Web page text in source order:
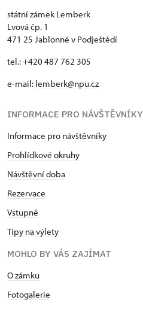
státní zámek Lemberk
Lvová čp. 1
471 25 Jablonné v Podještědí
tel.: +420 487 762 305
e-mail: lemberk@npu.cz
INFORMACE PRO NÁVŠTĚVNÍKY
Informace pro návštěvníky
Prohlídkové okruhy
Návštěvní doba
Rezervace
Vstupné
Tipy na výlety
MOHLO BY VÁS ZAJÍMAT
O zámku
Fotogalerie